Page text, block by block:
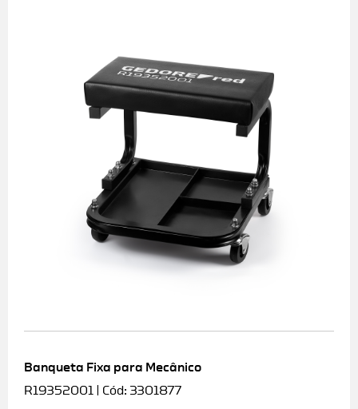
Banqueta Fixa para Mecânico
R19352001 | Cód: 3301877